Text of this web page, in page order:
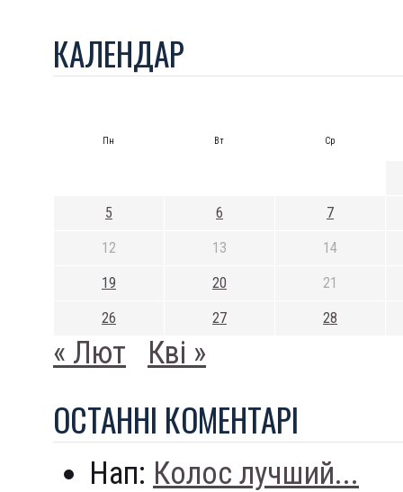
КАЛЕНДАР
Пн Вт Ср
5 6 7
12 13 14
19 20 21
26 27 28
« Лют Кві »
ОСТАННI КОМЕНТАРI
Нап: Колос лучший...